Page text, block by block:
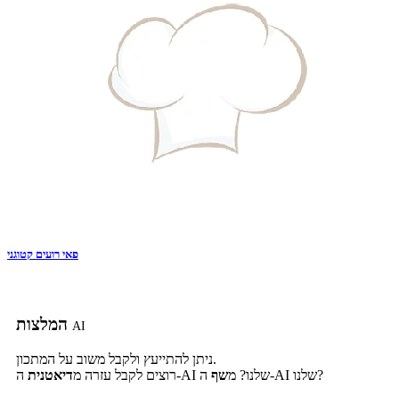
פאי רועים קטוגני
AI
ניתן להתייעץ ולקבל משוב על המתכון.
רוצים לקבל עזרה מדיאטנית ה-AI שלנו? משף ה-AI שלנו?